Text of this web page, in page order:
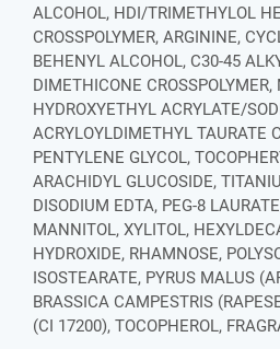
ALCOHOL, HDI/TRIMETHYLOL
CROSSPOLYMER, ARGININE,
BEHENYL ALCOHOL, C30-45
DIMETHICONE
HYDROXYETHYL ACRYLATE/
ACRYLOYLDIMETHYL TAURATE
PENTYLENE GLYCOL,
ARACHIDYL GLUCOSIDE,
DISODIUM EDTA, PEG-8
MANNITOL, XYLITOL,
HYDROXIDE, RHAMNOSE,
ISOSTEARATE, PYRUS MALUS
BRASSICA CAMPESTRIS
(CI 17200), TOCOPHEROL,